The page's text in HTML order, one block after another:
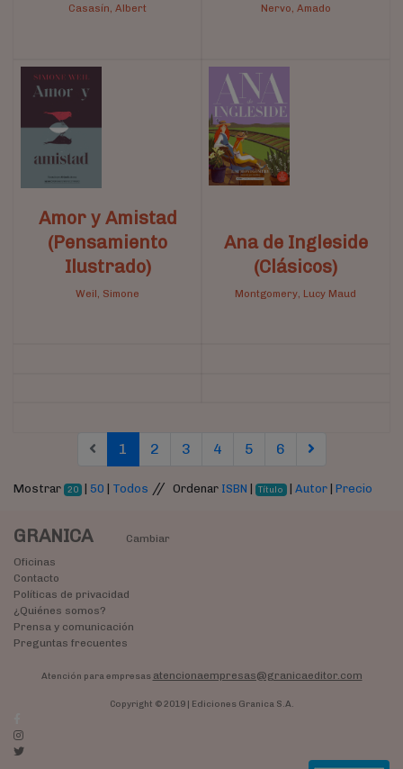
Casasín, Albert Nervo, Amado
Amor y Amistad
(Pensamiento
Ilustrado)
Weil, Simone
Ana de Ingleside
(Clásicos)
Montgomery, Lucy Maud
1 (current)
2(current)
3(current)
4(current)
5(current)
6(current)
Mostrar 20 | 50 Todos // Ordenar ISBN Título |Autor |Precio
GRANICA
Cambiar
Oficinas
Contacto
Políticas de privacidad
¿Quiénes somos?
Prensa y comunicación
Preguntas frecuentes
Atención para empresas atencionaempresas@granicaeditor.com
Copyright © 2019 | Ediciones Granica S.A.